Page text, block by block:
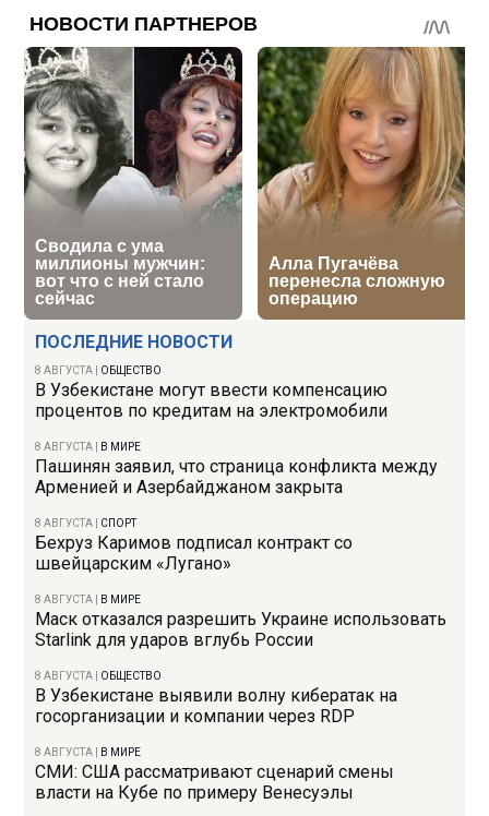
ПОСЛЕДНИЕ НОВОСТИ
8 АВГУСТА ОБЩЕСТВО
В Узбекистане могут ввести компенсацию
процентов по кредитам на электромобили
8 АВГУСТА В МИРЕ
Пашинян заявил, что страница конфликта между
Арменией и Азербайджаном закрыта
8 АВГУСТА СПОРТ
Бехруз Каримов подписал контракт со
швейцарским «Лугано»
8 АВГУСТА В МИРЕ
Маск отказался разрешить Украине использовать
Starlink для ударов вглубь России
8 АВГУСТА ОБЩЕСТВО
В Узбекистане выявили волну кибератак на
госорганизации и компании через RDP
8 АВГУСТА В МИРЕ
СМИ: США рассматривают сценарий смены
власти на Кубе по примеру Венесуэлы